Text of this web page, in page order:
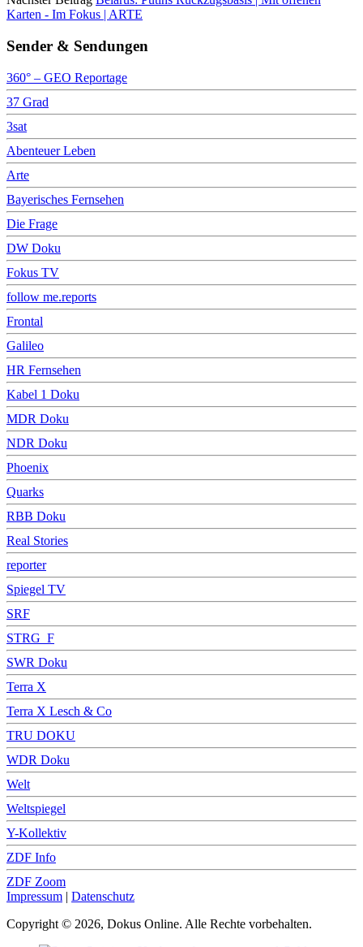
Karten - Im Fokus | ARTE
Sender & Sendungen
360° – GEO Reportage
37 Grad
3sat
Abenteuer Leben
Arte
Bayerisches Fernsehen
Die Frage
DW Doku
Fokus TV
follow me.reports
Frontal
Galileo
HR Fernsehen
Kabel 1 Doku
MDR Doku
NDR Doku
Phoenix
Quarks
RBB Doku
Real Stories
reporter
Spiegel TV
SRF
STRG_F
SWR Doku
Terra X
Terra X Lesch & Co
TRU DOKU
WDR Doku
Welt
Weltspiegel
Y-Kollektiv
ZDF Info
ZDF Zoom
Impressum | Datenschutz
Copyright © 2026, Dokus Online. Alle Rechte vorbehalten.